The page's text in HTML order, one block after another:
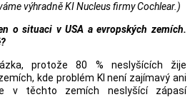
výhradně KI Nucleus firmy Cochlear.)
o situaci v USA a evropských zemích.
protože 80 % neslyšících žije
kde problém KI není zajímavý ani
v těchto zemích neslyšící zápasí